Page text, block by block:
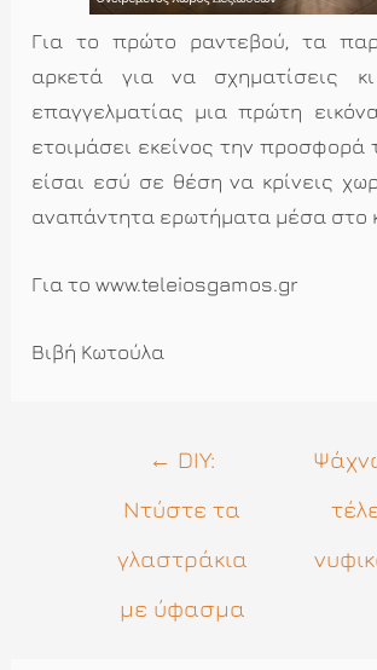
Για το πρώτο ραντεβού, τα
αρκετά για να σχηματίσεις
επαγγελματίας μια πρώτη
ετοιμάσει εκείνος την προσφορά
είσαι εσύ σε θέση να κρίνεις
αναπάντητα ερωτήματα μέσα στο
Για το www.teleiosgamos.gr
Βιβή Κωτούλα
← DIY:
Ντύστε τα
γλαστράκια
με ύφασμα